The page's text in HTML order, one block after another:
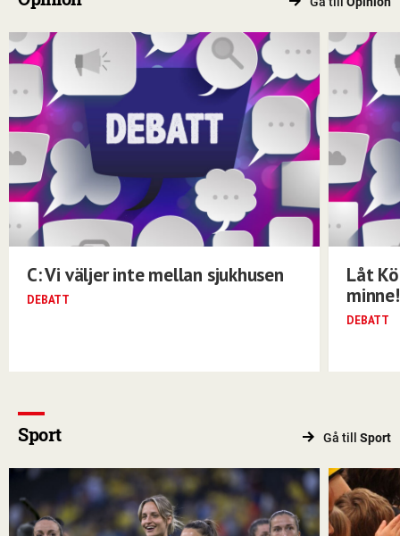
C: Vi väljer inte mellan sjukhusen
DEBATT
Låt
minne!
DEBATT
Sport Gå till Sport